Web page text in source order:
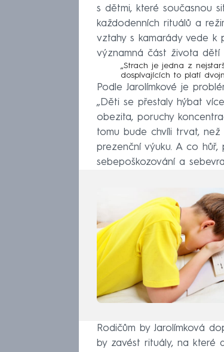
s dětmi, které současnou
každodenních rituálů a
vztahy s kamarády vede k
významná část života dětí
„Strach je jedna z
dospívajících to platí
Podle Jarolímkové je
„Děti se přestaly hýbat
obezita, poruchy
tomu bude chvíli trvat,
prezenční výuku. A co
sebepoškozování a
Rodičům by Jarolímková
by zavést rituály, na které